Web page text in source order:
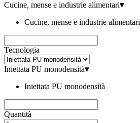
Cucine, mense e industrie alimentari▾
Cucine, mense e industrie alimentari
Tecnologia
Iniettata PU monodensità▾
Iniettata PU monodensità
Quantità